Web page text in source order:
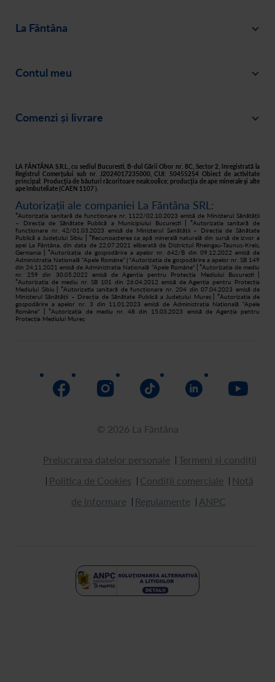
La Fântâna
Despre noi
Recomandă un prieten
Filtre apă acasă
Contul meu
Creează-ți cont
Asistență
Comenzi și livrare
Livrare
Retur
Cum cumpăr
LA FÂNTÂNA S.R.L., cu sediul Bucuresti, B-dul Gării Obor nr. 8C, Sector 2, înregistrată la
Registrul Comerţului sub nr. J2024017235000, CUI: 50455254 Obiect de activitate
principal: Producţia de băuturi răcoritoare nealcoolice; producţia de ape minerale şi alte
ape îmbuteliate (CAEN 1107 ).
Autorizații ale companiei La Fântâna SRL:
*Autorizația sanitară de funcționare nr. 1122/02.10.2023 emisă de Ministerul Sănătății
– Direcția de Sănătate Publică a Municipiului București
| *Autorizația sanitară de
funcționare nr. 42/01.03.2023 emisă de Ministerul Sanătății – Direcția de Sănătate
Publică a Județului Sibiu
| *Recunoașterea ca apă minerală naturală din sursă de izvor a
apei La Fântâna, din data de 22.07.2021 eliberată de Districtul Rheingau-Taunus-Kreis,
Germania
| *Autorizația de gospodărire a apelor nr. 642/B din 09.12.2022 emisă de
Administrația Națională “Apele Române”
| *Autorizația de gospodărire a apelor nr. SB 149
din 24.11.2021 emisă de Administrația Națională “Apele Române”
| *Autorizația de mediu
nr. 259 din 30.05.2022 emisă de Agenția pentru Protecția Mediului București
*Autorizația de mediu nr. SB 101 din 26.04.2012 emisă de Agenția pentru Protecția
Mediului Sibiu | *Autorizatia sanitară de funcționare nr. 204 din 07.04.2023 emisă de
Ministerul Sănătății – Direcția de Sănătate Publică a Județului Mureș| *Autorizația de
gospodărire a apelor nr. 3 din 11.01.2023 emisă de Administrația Națională “Apele
Române”
| *Autorizația de mediu nr. 48 din 15.03.2023 emisă de Agenția pentru
Protecția Mediului Mureș
© 2026 La Fântâna
Prelucrarea datelor personale
Termeni și condiții
Politica de Cookies
Condiții comerciale
Notă
de informare
Regulamente ANPC